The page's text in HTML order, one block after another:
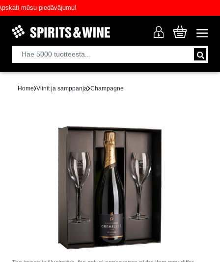
mūsu piedāvājumu!
Home Viinit ja samppanja Champagne